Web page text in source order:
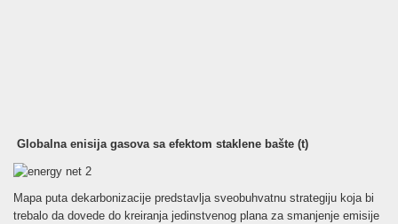
Globalna enisija gasova sa efektom staklene bašte (t)
Mapa puta dekarbonizacije predstavlja sveobuhvatnu strategiju koja bi
trebalo da dovede do kreiranja jedinstvenog plana za smanjenje emisije